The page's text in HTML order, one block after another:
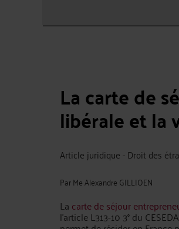
La carte de
libérale et la
Article juridique - Droit des
ParMe Alexandre GILLIOEN
La carte de séjour
l’article L313-10 3° du